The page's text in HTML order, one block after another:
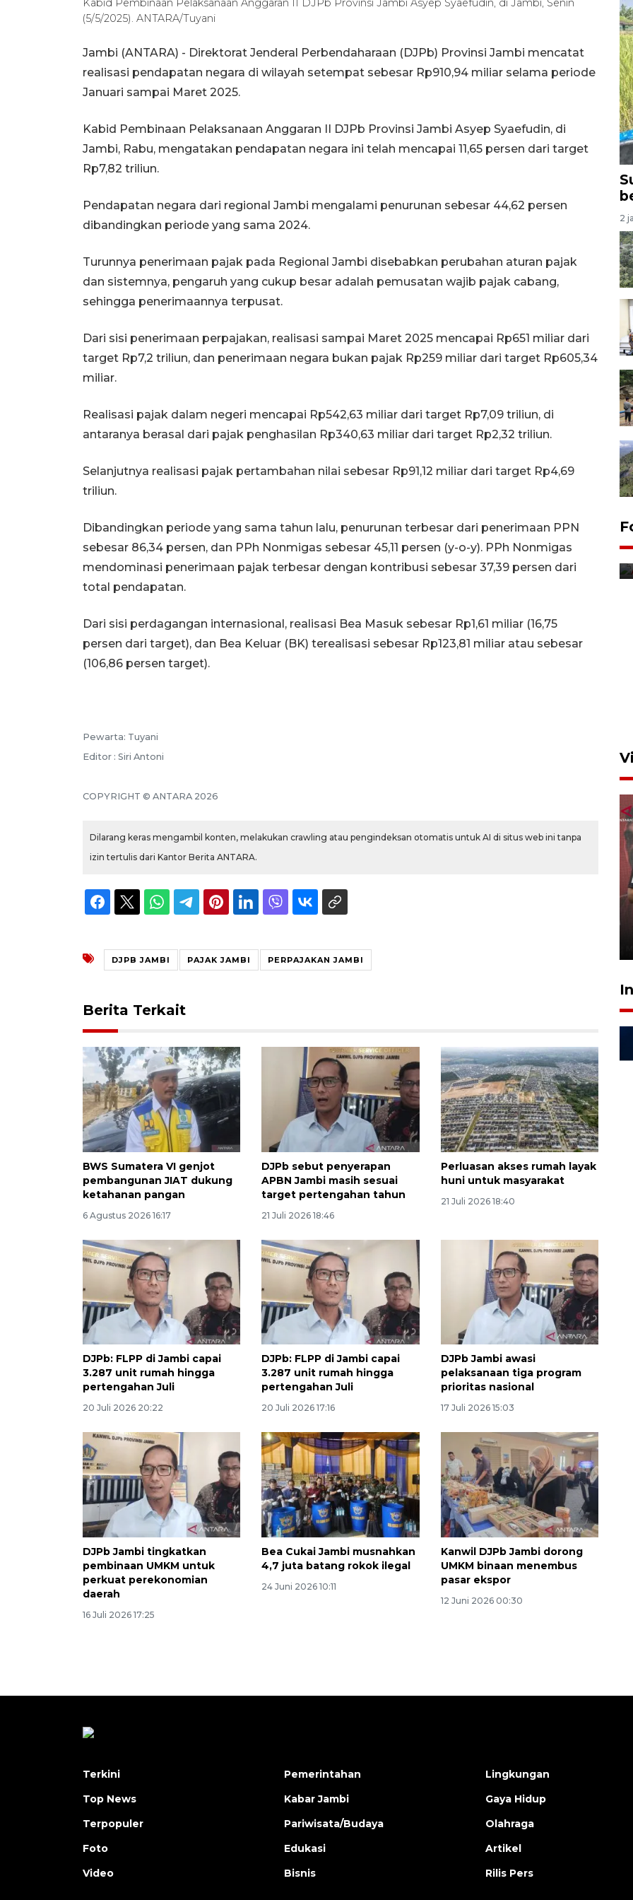
Kabid Pembinaan Pelaksanaan Anggaran II DJPb Provinsi Jambi Asyep Syaefudin, di Jambi, Senin
(5/5/2025). ANTARA/Tuyani
Jambi (ANTARA) - Direktorat Jenderal Perbendaharaan (DJPb) Provinsi Jambi mencatat
realisasi pendapatan negara di wilayah setempat sebesar Rp910,94 miliar selama periode
Januari sampai Maret 2025.
Kabid Pembinaan Pelaksanaan Anggaran II DJPb Provinsi Jambi Asyep Syaefudin, di
Jambi, Rabu, mengatakan pendapatan negara ini telah mencapai 11,65 persen dari target
Rp7,82 triliun.
Pendapatan negara dari regional Jambi mengalami penurunan sebesar 44,62 persen
dibandingkan periode yang sama 2024.
Turunnya penerimaan pajak pada Regional Jambi disebabkan perubahan aturan pajak
dan sistemnya, pengaruh yang cukup besar adalah pemusatan wajib pajak cabang,
sehingga penerimaannya terpusat.
Dari sisi penerimaan perpajakan, realisasi sampai Maret 2025 mencapai Rp651 miliar dari
target Rp7,2 triliun, dan penerimaan negara bukan pajak Rp259 miliar dari target Rp605,34
miliar.
Realisasi pajak dalam negeri mencapai Rp542,63 miliar dari target Rp7,09 triliun, di
antaranya berasal dari pajak penghasilan Rp340,63 miliar dari target Rp2,32 triliun.
Selanjutnya realisasi pajak pertambahan nilai sebesar Rp91,12 miliar dari target Rp4,69
triliun.
Dibandingkan periode yang sama tahun lalu, penurunan terbesar dari penerimaan PPN
sebesar 86,34 persen, dan PPh Nonmigas sebesar 45,11 persen (y-o-y). PPh Nonmigas
mendominasi penerimaan pajak terbesar dengan kontribusi sebesar 37,39 persen dari
total pendapatan.
Dari sisi perdagangan internasional, realisasi Bea Masuk sebesar Rp1,61 miliar (16,75
persen dari target), dan Bea Keluar (BK) terealisasi sebesar Rp123,81 miliar atau sebesar
(106,86 persen target).
Pewarta: Tuyani
Editor : Siri Antoni
COPYRIGHT © ANTARA 2026
Dilarang keras mengambil konten, melakukan crawling atau pengindeksan otomatis untuk AI di situs web ini tanpa
izin tertulis dari Kantor Berita ANTARA.
DJPB JAMBI PAJAK JAMBI PERPAJAKAN JAMBI
Berita Terkait
BWS Sumatera VI genjot
pembangunan JIAT dukung
ketahanan pangan
6 Agustus 2026 16:17
DJPb sebut penyerapan
APBN Jambi masih sesuai
target pertengahan tahun
21 Juli 2026 18:46
Perluasan akses rumah layak
huni untuk masyarakat
21 Juli 2026 18:40
DJPb: FLPP di Jambi capai
3.287 unit rumah hingga
pertengahan Juli
20 Juli 2026 20:22
DJPb: FLPP di Jambi capai
3.287 unit rumah hingga
pertengahan Juli
20 Juli 2026 17:16
DJPb Jambi awasi
pelaksanaan tiga program
prioritas nasional
17 Juli 2026 15:03
DJPb Jambi tingkatkan
pembinaan UMKM untuk
perkuat perekonomian
daerah
16 Juli 2026 17:25
Bea Cukai Jambi musnahkan
4,7 juta batang rokok ilegal
24 Juni 2026 10:11
Kanwil DJPb Jambi dorong
UMKM binaan menembus
pasar ekspor
12 Juni 2026 00:30
2
semakin memuaskan
2026-08-08 15:00:00
Terkini
Top News
Terpopuler
Foto
Video
Pemerintahan
Kabar Jambi
Pariwisata/Budaya
Edukasi
Bisnis
Lingkungan
Gaya Hidup
Olahraga
Artikel
Rilis Pers